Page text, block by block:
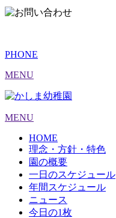
PHONE
MENU
MENU
HOME
理念・方針・特色
園の概要
一日のスケジュール
年間スケジュール
ニュース
今日の1枚